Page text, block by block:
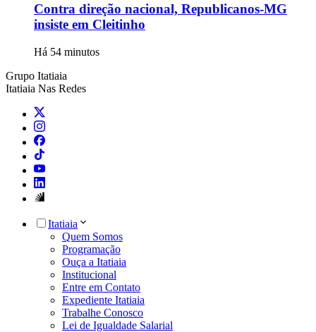
Contra direção nacional, Republicanos-MG
insiste em Cleitinho
Há 54 minutos
Grupo Itatiaia
Itatiaia Nas Redes
Itatiaia
Quem Somos
Programação
Ouça a Itatiaia
Institucional
Entre em Contato
Expediente Itatiaia
Trabalhe Conosco
Lei de Igualdade Salarial